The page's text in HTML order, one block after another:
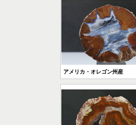
アメリカ・オレゴン州産